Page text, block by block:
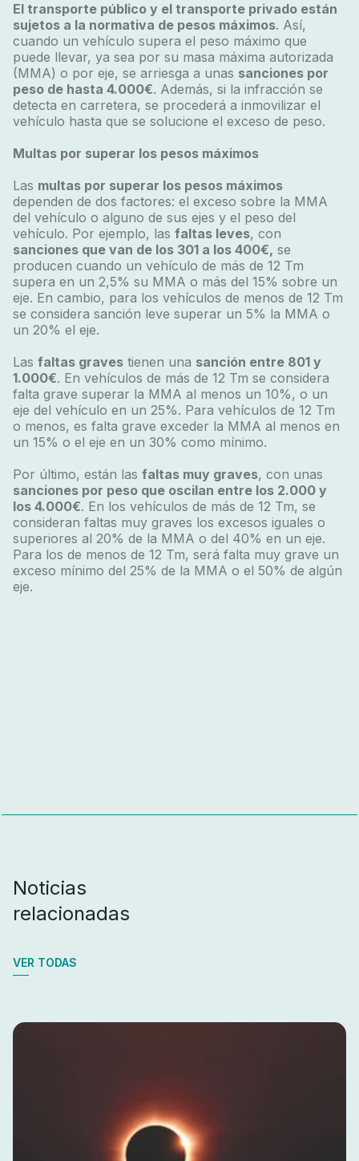
El transporte público y el transporte privado están
sujetos a la normativa de pesos máximos. Así,
cuando un vehículo supera el peso máximo que
puede llevar, ya sea por su masa máxima autorizada
(MMA) o por eje, se arriesga a unas sanciones por
peso de hasta 4.000€. Además, si la infracción se
detecta en carretera, se procederá a inmovilizar el
vehículo hasta que se solucione el exceso de peso.
Multas por superar los pesos máximos
Las multas por superar los pesos máximos
dependen de dos factores: el exceso sobre la MMA
del vehículo o alguno de sus ejes y el peso del
vehículo. Por ejemplo, las faltas leves, con
sanciones que van de los 301 a los 400€, se
producen cuando un vehículo de más de 12 Tm
supera en un 2,5% su MMA o más del 15% sobre un
eje. En cambio, para los vehículos de menos de 12 Tm
se considera sanción leve superar un 5% la MMA o
un 20% el eje.
Las faltas gravestienen una sanción entre 801 y
1.000€. En vehículos de más de 12 Tm se considera
falta grave superar la MMA al menos un 10%, o un
eje del vehículo en un 25%. Para vehículos de 12 Tm
o menos, es falta grave exceder la MMA al menos en
un 15% o el eje en un 30% como mínimo.
Por último, están las faltas muy graves, con unas
sanciones por peso que oscilan entre los 2.000 y
los 4.000€. En los vehículos de más de 12 Tm, se
consideran faltas muy graves los excesos iguales o
superiores al 20% de la MMA o del 40% en un eje.
Para los de menos de 12 Tm, será falta muy grave un
exceso mínimo del 25% de la MMA o el 50% de algún
eje.
Noticias
relacionadas
VER TODAS